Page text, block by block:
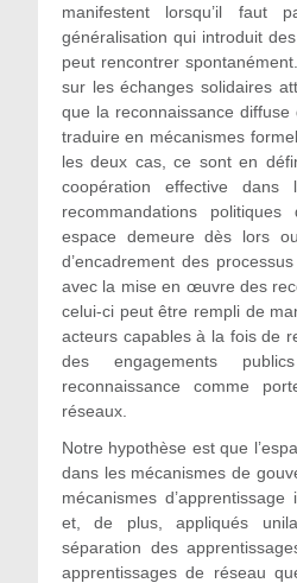
manifestent lorsqu’il faut
généralisation qui introduit
peut rencontrer
sur les échanges solidaires
que la reconnaissance diffuse
traduire en mécanismes
les deux cas, ce sont en
coopération effective
recommandations
espace demeure dès lors
d’encadrement des
avec la mise en œuvre des
celui-ci peut être rempli de
acteurs capables à la fois de
des engagements
reconnaissance comme
réseaux.
Notre hypothèse est que
dans les mécanismes de
mécanismes
et, de plus, appliqués
séparation des
apprentissages de réseau